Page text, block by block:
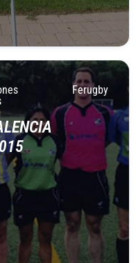
Ferugby